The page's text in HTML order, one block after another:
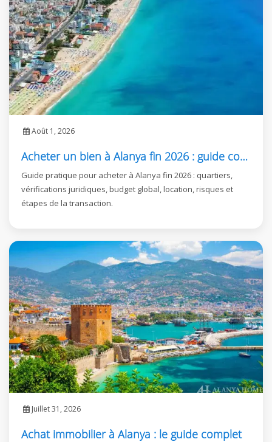
Août 1, 2026
Acheter un bien à Alanya fin 2026 : guide complet
Guide pratique pour acheter à Alanya fin 2026 : quartiers,
vérifications juridiques, budget global, location, risques et
étapes de la transaction.
Juillet 31, 2026
Achat immobilier à Alanya : le guide complet